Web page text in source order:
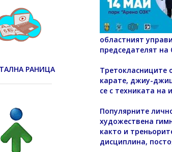
областният
председателят
Третокласниците
карате, джиу-
се с техниката
Популярните
художествена
както и
дисциплина,
РАНИЦА